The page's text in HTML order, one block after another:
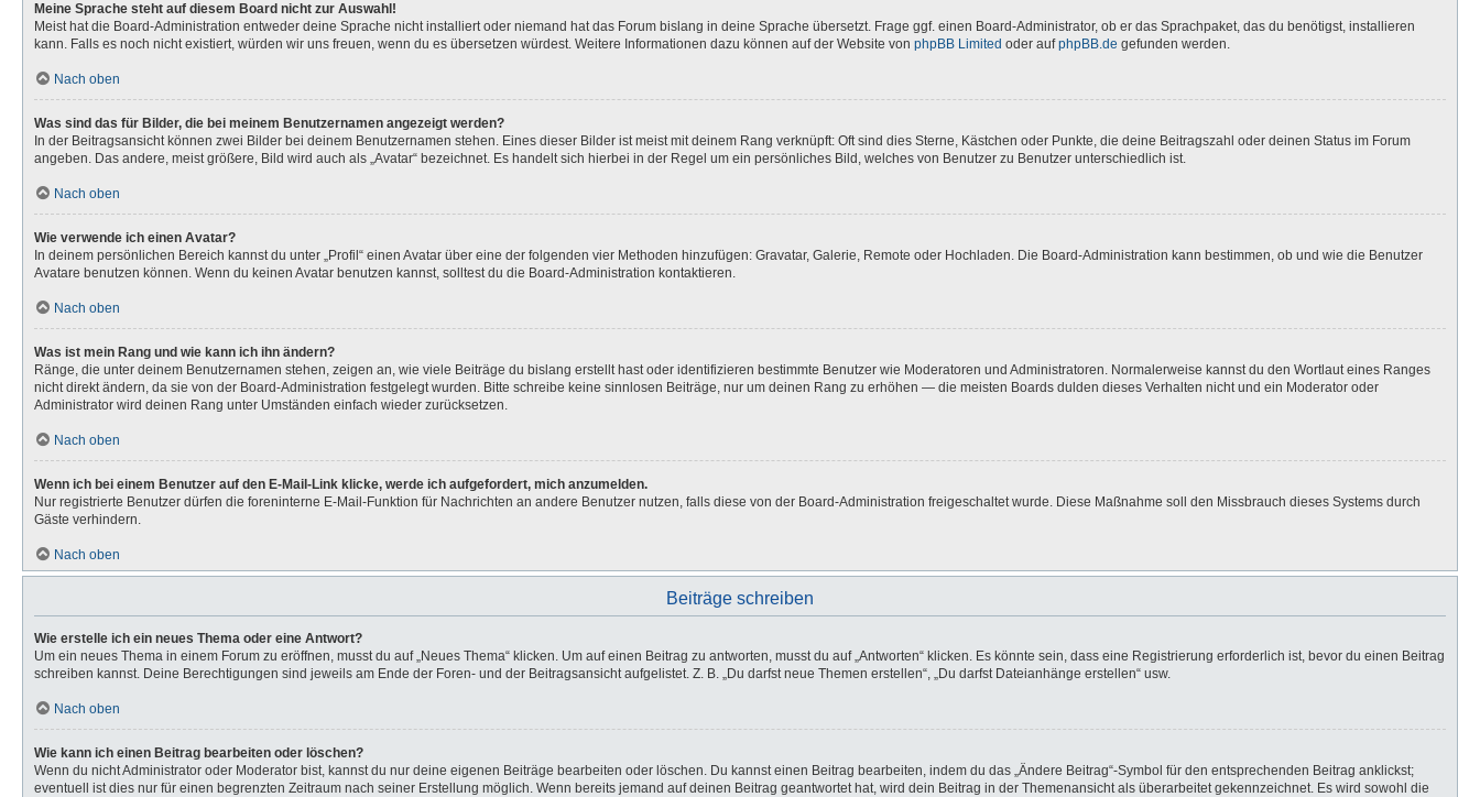
Meine Sprache steht auf diesem Board nicht zur Auswahl!
Meist hat die Board-Administration entweder deine Sprache nicht installiert oder niemand hat das Forum bislang in deine Sprache übersetzt. Frage ggf. einen Board-Administrator, ob er das Sprachpaket, das du benötigst, installieren
kann. Falls es noch nicht existiert, würden wir uns freuen, wenn du es übersetzen würdest. Weitere Informationen dazu können auf der Website von phpBB Limited oder aufphpBB.de gefunden werden.
Nach oben
Was sind das für Bilder, die bei meinem Benutzernamen angezeigt werden?
In der Beitragsansicht können zwei Bilder bei deinem Benutzernamen stehen. Eines dieser Bilder ist meist mit deinem Rang verknüpft: Oft sind dies Sterne, Kästchen oder Punkte, die deine Beitragszahl oder deinen Status im Forum
angeben. Das andere, meist größere, Bild wird auch als „Avatar“ bezeichnet. Es handelt sich hierbei in der Regel um ein persönliches Bild, welches von Benutzer zu Benutzer unterschiedlich ist.
Nach oben
Wie verwende ich einen Avatar?
In deinem persönlichen Bereich kannst du unter „Profil“ einen Avatar über eine der folgenden vier Methoden hinzufügen: Gravatar, Galerie, Remote oder Hochladen. Die Board-Administration kann bestimmen, ob und wie die Benutzer
Avatare benutzen können. Wenn du keinen Avatar benutzen kannst, solltest du die Board-Administration kontaktieren.
Nach oben
Was ist mein Rang und wie kann ich ihn ändern?
Ränge, die unter deinem Benutzernamen stehen, zeigen an, wie viele Beiträge du bislang erstellt hast oder identifizieren bestimmte Benutzer wie Moderatoren und Administratoren. Normalerweise kannst du den Wortlaut eines Ranges
nicht direkt ändern, da sie von der Board-Administration festgelegt wurden. Bitte schreibe keine sinnlosen Beiträge, nur um deinen Rang zu erhöhen — die meisten Boards dulden dieses Verhalten nicht und ein Moderator oder
Administrator wird deinen Rang unter Umständen einfach wieder zurücksetzen.
Nach oben
Wenn ich bei einem Benutzer auf den E-Mail-Link klicke, werde ich aufgefordert, mich anzumelden.
Nur registrierte Benutzer dürfen die foreninterne E-Mail-Funktion für Nachrichten an andere Benutzer nutzen, falls diese von der Board-Administration freigeschaltet wurde. Diese Maßnahme soll den Missbrauch dieses Systems durch
Gäste verhindern.
Nach oben
Beiträge schreiben
Wie erstelle ich ein neues Thema oder eine Antwort?
Um ein neues Thema in einem Forum zu eröffnen, musst du auf „Neues Thema“ klicken. Um auf einen Beitrag zu antworten, musst du auf „Antworten“ klicken. Es könnte sein, dass eine Registrierung erforderlich ist, bevor du einen Beitrag
schreiben kannst. Deine Berechtigungen sind jeweils am Ende der Foren- und der Beitragsansicht aufgelistet. Z. B. „Du darfst neue Themen erstellen“, „Du darfst Dateianhänge erstellen“ usw.
Nach oben
Wie kann ich einen Beitrag bearbeiten oder löschen?
Wenn du nicht Administrator oder Moderator bist, kannst du nur deine eigenen Beiträge bearbeiten oder löschen. Du kannst einen Beitrag bearbeiten, indem du das „Ändere Beitrag“-Symbol für den entsprechenden Beitrag anklickst;
eventuell ist dies nur für einen begrenzten Zeitraum nach seiner Erstellung möglich. Wenn bereits jemand auf deinen Beitrag geantwortet hat, wird dein Beitrag in der Themenansicht als überarbeitet gekennzeichnet. Es wird sowohl die